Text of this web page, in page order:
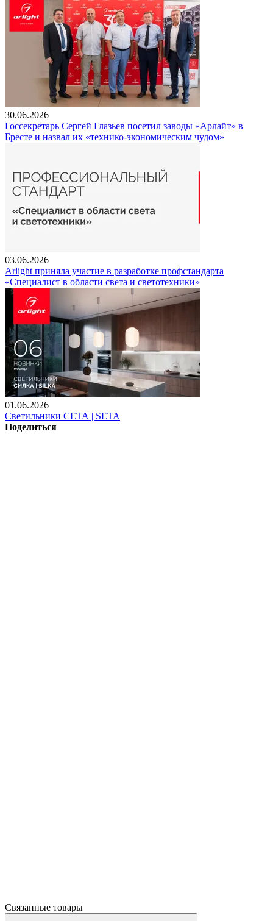
30.06.2026
Госсекретарь Сергей Глазьев посетил заводы «Арлайт» в
Бресте и назвал их «технико-экономическим чудом»
03.06.2026
Arlight приняла участие в разработке профстандарта
«Специалист в области света и светотехники»
01.06.2026
Светильники СЕТА | SETA
Поделиться
Связанные товары